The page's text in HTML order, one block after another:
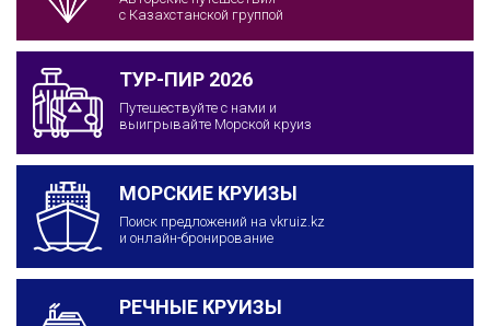
с Казахстанской группой
ТУР-ПИР 2026
Путешествуйте с нами и
выигрывайте Морской круиз
МОРСКИЕ КРУИЗЫ
Поиск предложений на vkruiz.kz
и онлайн-бронирование
РЕЧНЫЕ КРУИЗЫ